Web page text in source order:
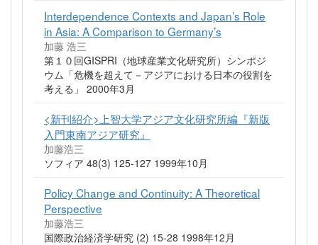
Interdependence Contexts and Japan’s Role
in Asia: A Comparison to Germany’s
加藤 浩三
第１０回GISPRI（地球産業文化研究所）シンポジ
ウム「危機を超えて－アジアにおける日本の役割を
考える」 2000年3月
<新刊紹介>上智大学アジア文化研究所編『新版
入門東南アジア研究』
加藤浩三
ソフィア 48(3) 125-127 1999年10月
Policy Change and Continuity: A Theoretical
Perspective
加藤浩三
国際政治経済学研究 (2) 15-28 1998年12月